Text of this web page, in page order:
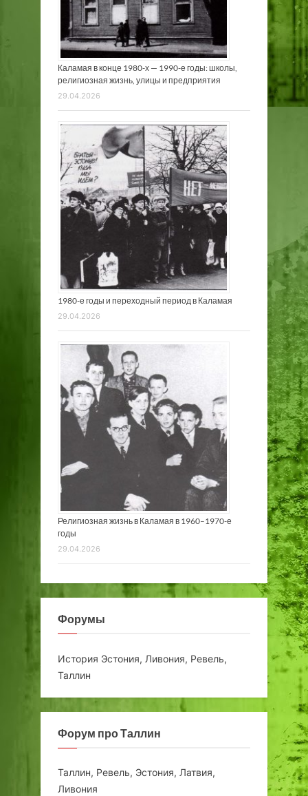
Каламая в конце 1980-х — 1990-е годы: школы,
религиозная жизнь, улицы и предприятия
29.04.2026
1980-е годы и переходный период в Каламая
29.04.2026
Религиозная жизнь в Каламая в 1960–1970-е
годы
29.04.2026
Форумы
История Эстония, Ливония, Ревель,
Таллин
Форум про Таллин
Таллин, Ревель, Эстония, Латвия,
Ливония